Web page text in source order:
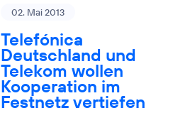
02. Mai 2013
Telefónica
Deutschland und
Telekom wollen
Kooperation im
Festnetz vertiefen